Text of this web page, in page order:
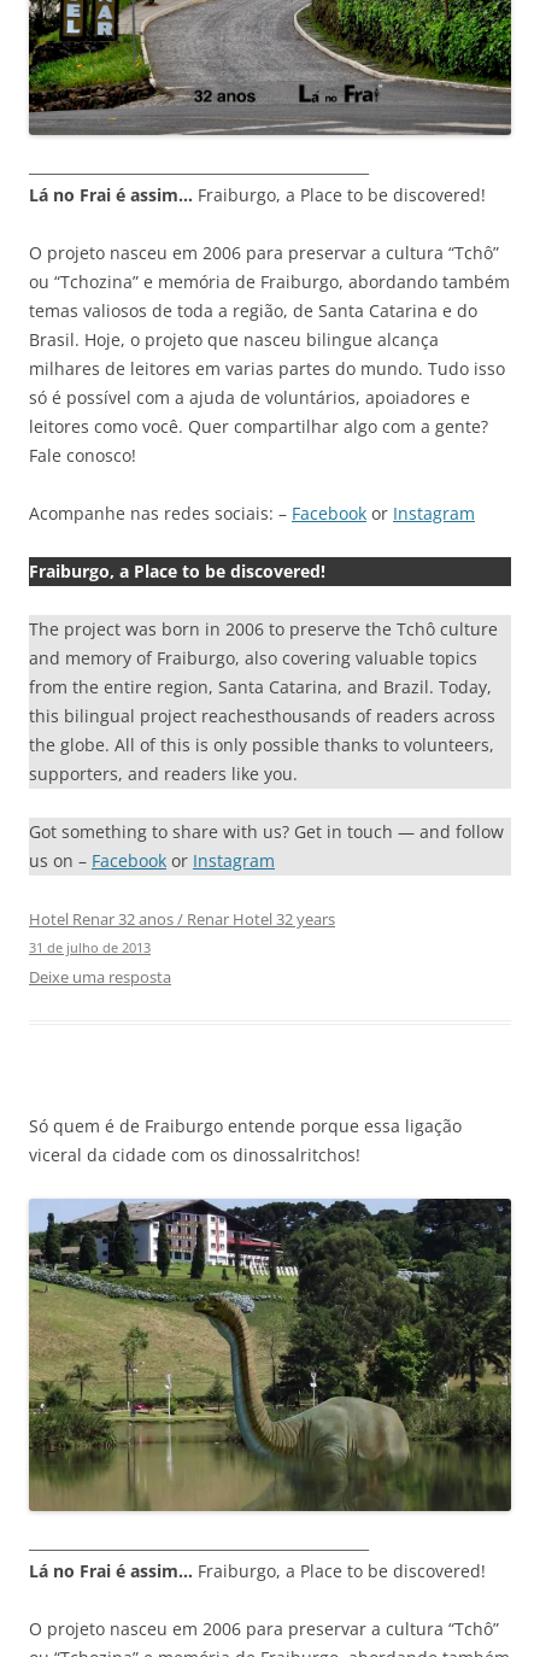
Lá no Frai é assim… Fraiburgo, a Place to be discovered!
O projeto nasceu em 2006 para preservar a cultura “Tchô”
ou “Tchozina” e memória de Fraiburgo, abordando também
temas valiosos de toda a região, de Santa Catarina e do
Brasil. Hoje, o projeto que nasceu bilingue alcança
milhares de leitores em varias partes do mundo. Tudo isso
só é possível com a ajuda de voluntários, apoiadores e
leitores como você. Quer compartilhar algo com a gente?
Fale conosco!
Acompanhe nas redes sociais: – Facebook or Instagram
Fraiburgo, a Place to be discovered!
The project was born in 2006 to preserve the Tchô culture
and memory of Fraiburgo, also covering valuable topics
from the entire region, Santa Catarina, and Brazil. Today,
this bilingual project reachesthousands of readers across
the globe. All of this is only possible thanks to volunteers,
supporters, and readers like you.
Got something to share with us? Get in touch — and follow
us on – Facebook or Instagram
Hotel Renar 32 anos / Renar Hotel 32 years
31 de julho de 2013
Deixe uma resposta
Só quem é de Fraiburgo entende porque essa ligação
viceral da cidade com os dinossalritchos!
Lá no Frai é assim… Fraiburgo, a Place to be discovered!
O projeto nasceu em 2006 para preservar a cultura “Tchô”